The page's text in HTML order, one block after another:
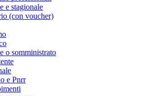
e stagionale
(con voucher)
o somministrato
e Pnrr